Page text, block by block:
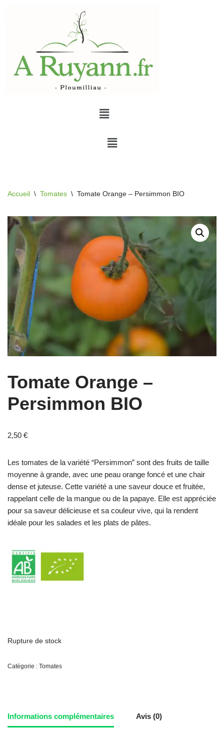
Accueil \ Tomates \ Tomate Orange – Persimmon BIO
Tomate Orange –
Persimmon BIO
2,50 €
Les tomates de la variété “Persimmon” sont des fruits de taille
moyenne à grande, avec une peau orange foncé et une chair
dense et juteuse. Cette variété a une saveur douce et fruitée,
rappelant celle de la mangue ou de la papaye. Elle est appréciée
pour sa saveur délicieuse et sa couleur vive, qui la rendent
idéale pour les salades et les plats de pâtes.
Rupture de stock
Catégorie : Tomates
Informations complémentaires Avis (0)